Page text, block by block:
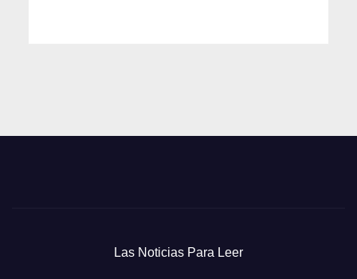
Las Noticias Para Leer